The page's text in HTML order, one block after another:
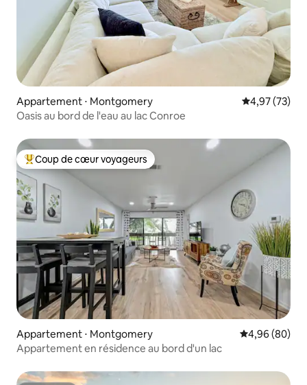
Appartement ⋅ Montgomery Évaluation
4,97 (73)
Oasis au bord de l'eau au lac Conroe
Coups de cœur voyageurs les plus appréciés
Coup de cœur voyageurs
Appartement ⋅ Montgomery Évaluation
4,96 (80)
Appartement en résidence au bord d'un lac